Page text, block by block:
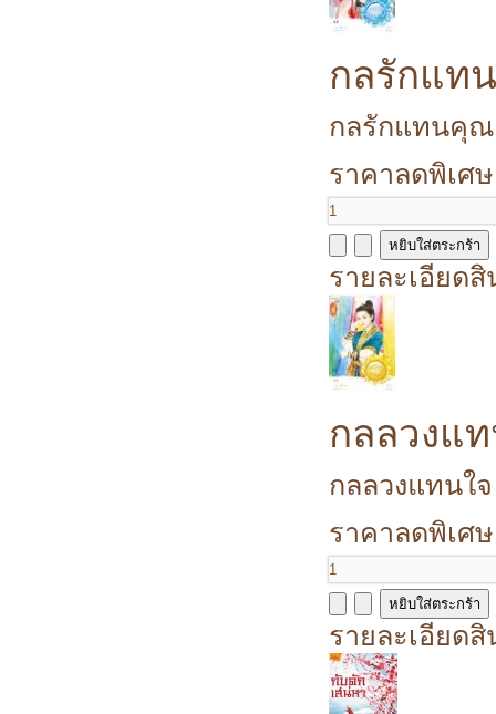
กลรักแท
กลรักแทนคุณ
ราคาลดพิเศ
รายละเอียด
กลลวงแ
กลลวงแทนใ
ราคาลดพิเศ
รายละเอียด